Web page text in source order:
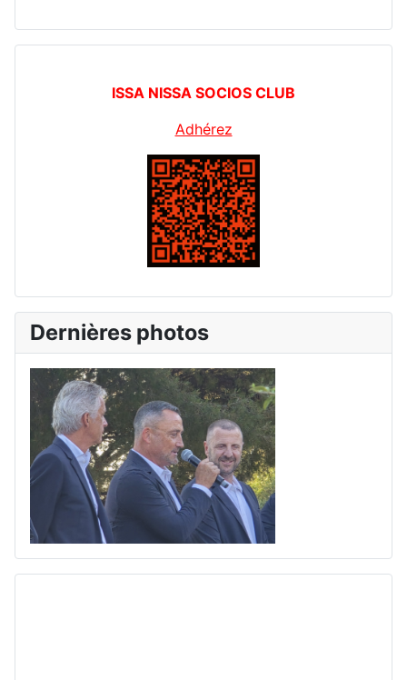
ISSA NISSA SOCIOS CLUB
Adhérez
Dernières photos